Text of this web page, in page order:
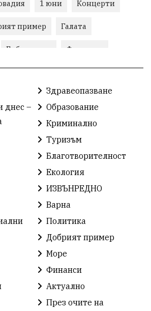
1 юни Концерти
пример Галата
Библиотека Фестивал
деца История
Нов протест
Волейбол Карин дом
Ден на детето
Девня
будители Изложба
Богоявление
Дарения
Здравеопазване
днес –
Образование
Криминално
Туризъм
Благотворителност
Екология
ИЗВЪНРЕДНО
Варна
Политика
Добрият пример
Море
Финанси
Актуално
През очите на